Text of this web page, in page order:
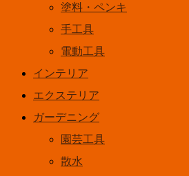
塗料・ペンキ
手工具
電動工具
インテリア
エクステリア
ガーデニング
園芸工具
散水